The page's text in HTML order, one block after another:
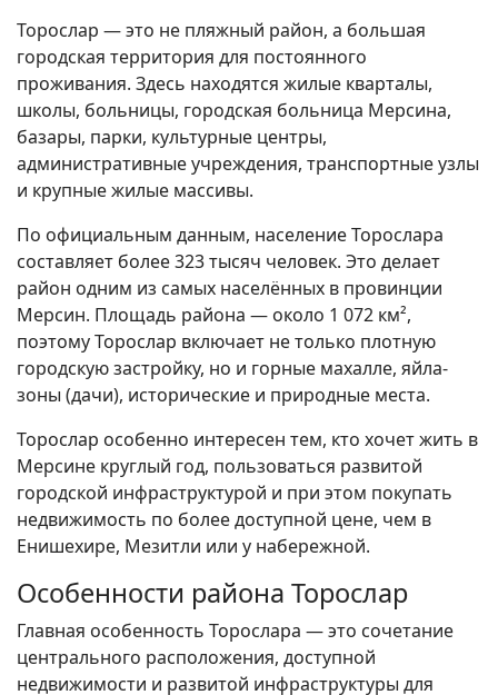
Торослар — это не пляжный район, а большая
городская территория для постоянного
проживания. Здесь находятся жилые кварталы,
школы, больницы, городская больница Мерсина,
базары, парки, культурные центры,
административные учреждения, транспортные узлы
и крупные жилые массивы.
По официальным данным, население Торослара
составляет более 323 тысяч человек. Это делает
район одним из самых населённых в провинции
Мерсин. Площадь района — около 1 072 км²,
поэтому Торослар включает не только плотную
городскую застройку, но и горные махалле, яйла-
зоны (дачи), исторические и природные места.
Торослар особенно интересен тем, кто хочет жить в
Мерсине круглый год, пользоваться развитой
городской инфраструктурой и при этом покупать
недвижимость по более доступной цене, чем в
Енишехире, Мезитли или у набережной.
Особенности района Торослар
Главная особенность Торослара — это сочетание
центрального расположения, доступной
недвижимости и развитой инфраструктуры для